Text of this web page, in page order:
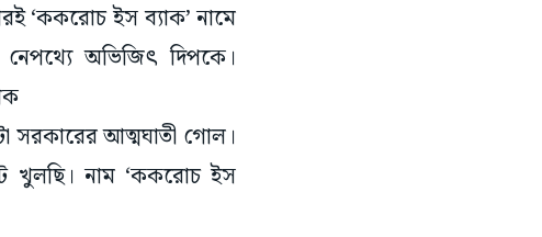
‘ককরোচ ইস ব্যাক’ নামে
অভিজিৎ দিপকে।
সরকারের আত্মঘাতী গোল।
খুলছি। নাম ‘ককরোচ ইস